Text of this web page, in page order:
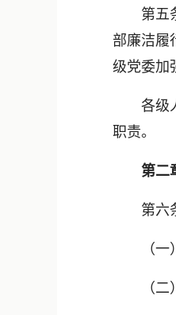
第五条
部廉洁履
级党委加
各级人
职责。
第二章
第六条
（一）
（二）